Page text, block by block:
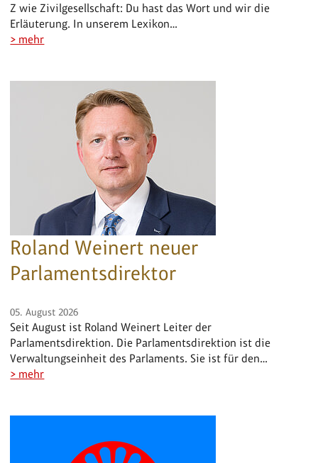
Z wie Zivilgesellschaft: Du hast das Wort und wir die
Erläuterung. In unserem Lexikon…
> mehr
Roland Weinert neuer
Parlamentsdirektor
05. August 2026
Seit August ist Roland Weinert Leiter der
Parlamentsdirektion. Die Parlamentsdirektion ist die
Verwaltungseinheit des Parlaments. Sie ist für den…
> mehr